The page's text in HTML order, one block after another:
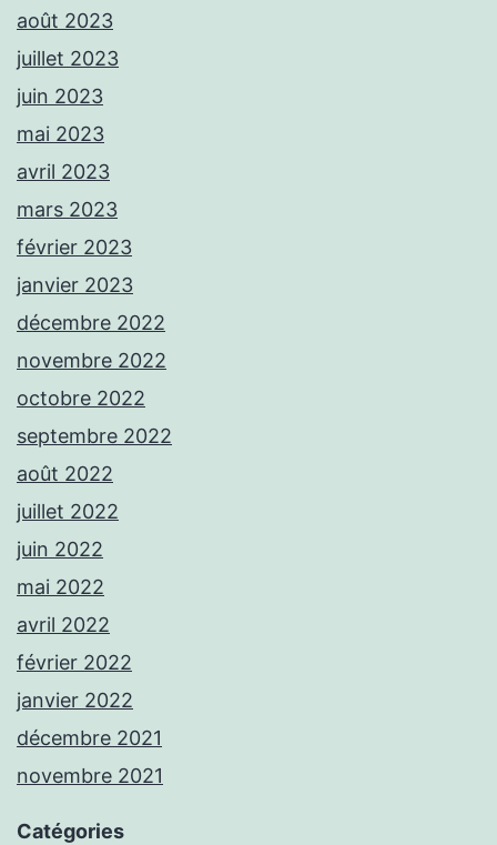
août 2023
juillet 2023
juin 2023
mai 2023
avril 2023
mars 2023
février 2023
janvier 2023
décembre 2022
novembre 2022
octobre 2022
septembre 2022
août 2022
juillet 2022
juin 2022
mai 2022
avril 2022
février 2022
janvier 2022
décembre 2021
novembre 2021
Catégories